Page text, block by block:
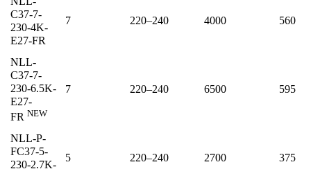
C37-7-
230-4K-
E27-FR
7 220–240 4000 560
NLL-
C37-7-
230-6.5K-
E27-
FR NEW
7 220–240 6500 595
NLL-P-
FC37-5-
230-2.7K-
5 220–240 2700 375